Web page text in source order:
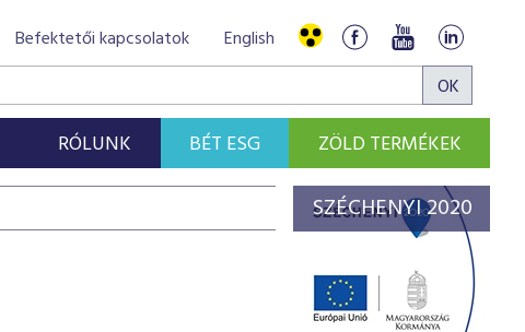
Befektetői kapcsolatok English
RÓLUNK BÉT ESG ZÖLD TERMÉKEK
SZÉCHENYI 2020